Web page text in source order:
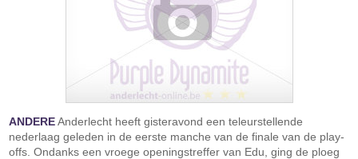
ANDEREAnderlecht heeft gisteravond een teleurstellende
nederlaag geleden in de eerste manche van de finale van de play-
offs. Ondanks een vroege openingstreffer van Edu, ging de ploeg